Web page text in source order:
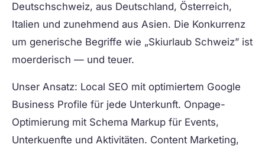
Deutschschweiz, aus Deutschland, Österreich,
Italien und zunehmend aus Asien. Die Konkurrenz
um generische Begriffe wie „Skiurlaub Schweiz” ist
moerderisch — und teuer.
Unser Ansatz: Local SEO mit optimiertem Google
Business Profile für jede Unterkunft. Onpage-
Optimierung mit Schema Markup für Events,
Unterkuenfte und Aktivitäten. Content Marketing,